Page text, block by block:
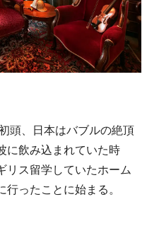
頭、日本はバブルの絶頂
に飲み込まれていた時
リス留学していたホーム
ったことに始まる。